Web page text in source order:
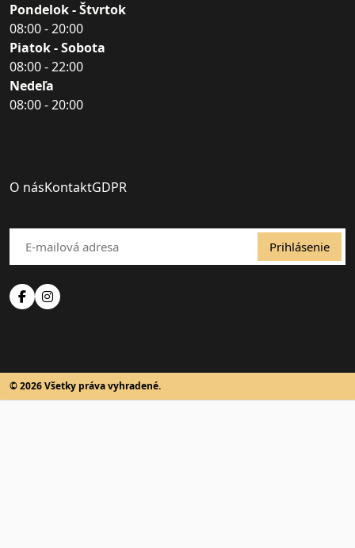
Pondelok - Štvrtok
08:00 - 20:00
Piatok - Sobota
08:00 - 22:00
Nedeľa
08:00 - 20:00
O násKontaktGDPR
Prihlásenie
© 2026 Všetky práva vyhradené.